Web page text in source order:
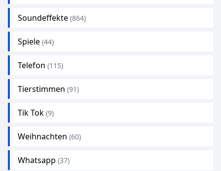
Soundeffekte (864)
Spiele (44)
Telefon (115)
Tierstimmen (91)
Tik Tok (9)
Weihnachten (60)
Whatsapp (37)